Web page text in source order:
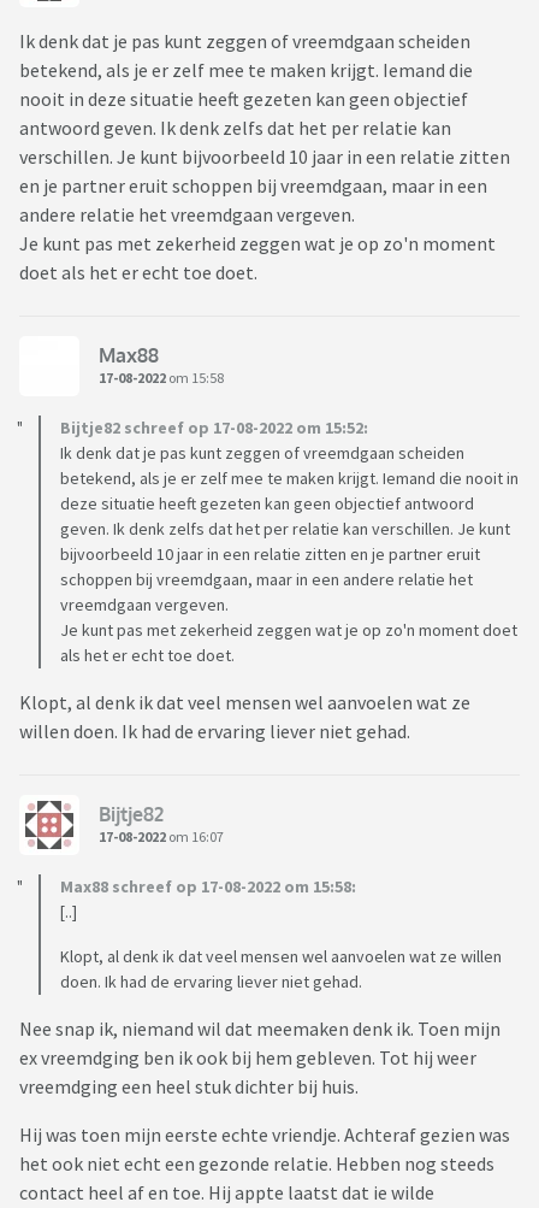
Ik denk dat je pas kunt zeggen of vreemdgaan scheiden
betekend, als je er zelf mee te maken krijgt. Iemand die
nooit in deze situatie heeft gezeten kan geen objectief
antwoord geven. Ik denk zelfs dat het per relatie kan
verschillen. Je kunt bijvoorbeeld 10 jaar in een relatie zitten
en je partner eruit schoppen bij vreemdgaan, maar in een
andere relatie het vreemdgaan vergeven.
Je kunt pas met zekerheid zeggen wat je op zo'n moment
doet als het er echt toe doet.
Max88
17-08-2022 om 15:58
Bijtje82 schreef op 17-08-2022 om 15:52:
Ik denk dat je pas kunt zeggen of vreemdgaan scheiden
betekend, als je er zelf mee te maken krijgt. Iemand die nooit in
deze situatie heeft gezeten kan geen objectief antwoord
geven. Ik denk zelfs dat het per relatie kan verschillen. Je kunt
bijvoorbeeld 10 jaar in een relatie zitten en je partner eruit
schoppen bij vreemdgaan, maar in een andere relatie het
vreemdgaan vergeven.
Je kunt pas met zekerheid zeggen wat je op zo'n moment doet
als het er echt toe doet.
Klopt, al denk ik dat veel mensen wel aanvoelen wat ze
willen doen. Ik had de ervaring liever niet gehad.
Bijtje82
17-08-2022 om 16:07
Max88 schreef op 17-08-2022 om 15:58:
[..]
Klopt, al denk ik dat veel mensen wel aanvoelen wat ze willen
doen. Ik had de ervaring liever niet gehad.
Nee snap ik, niemand wil dat meemaken denk ik. Toen mijn
ex vreemdging ben ik ook bij hem gebleven. Tot hij weer
vreemdging een heel stuk dichter bij huis.
Hij was toen mijn eerste echte vriendje. Achteraf gezien was
het ook niet echt een gezonde relatie. Hebben nog steeds
contact heel af en toe. Hij appte laatst dat ie wilde